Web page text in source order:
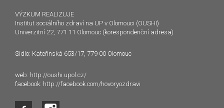
VÝZKUM REALIZUJE
Institut sociálního zdraví na UP v Olomouci (OUSHI)
Univerzitní 22, 771 11 Olomouc (korespondenční adresa)
Sídlo: Kateřinská 653/17, 779 00 Olomouc
web: http://oushi.upol.cz/
facebook: http://facebook.com/hovoryozdravi